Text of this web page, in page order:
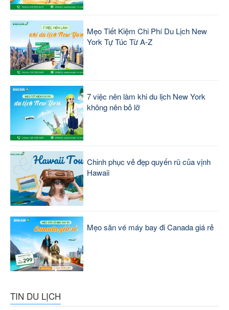
Mẹo Tiết Kiệm Chi Phí Du Lịch New
York Tự Túc Từ A-Z
7 việc nên làm khi du lịch New York
không nên bỏ lỡ
Chinh phục vẻ đẹp quyến rũ của vịnh
Hawaii
Mẹo săn vé máy bay đi Canada giá rẻ
TIN DU LỊCH